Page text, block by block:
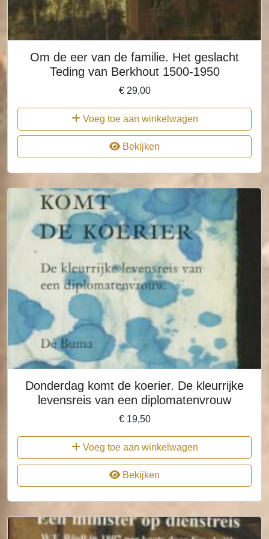
Om de eer van de familie. Het geslacht
Teding van Berkhout 1500-1950
€29,00
Voeg toe aan winkelwagen
Bekijken
Donderdag komt de koerier. De kleurrijke
levensreis van een diplomatenvrouw
€19,50
Voeg toe aan winkelwagen
Bekijken